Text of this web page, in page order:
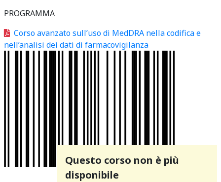
PROGRAMMA
Corso avanzato sull’uso di MedDRA nella codifica e
nell’analisi dei dati di farmacovigilanza
Questo corso non è più
disponibile